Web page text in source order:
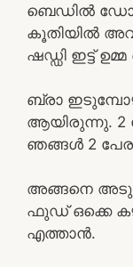
ബെഡിൽ
കൂതിയിൽ
ഷഡ്ഡി ഇട്ട്
ബ്രാ
ആയിരുന്നു. 2
ഞങ്ങൾ 2
അങ്ങനെ
ഫുഡ് ഒക്കെ
എത്താൻ.